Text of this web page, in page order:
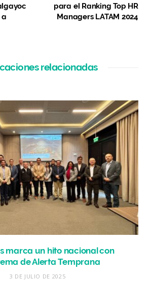
a
para el Ranking Top HR
Managers LATAM 2024
relacionadas
marca un hito nacional con
de Alerta Temprana
3 DE JULIO DE 2025